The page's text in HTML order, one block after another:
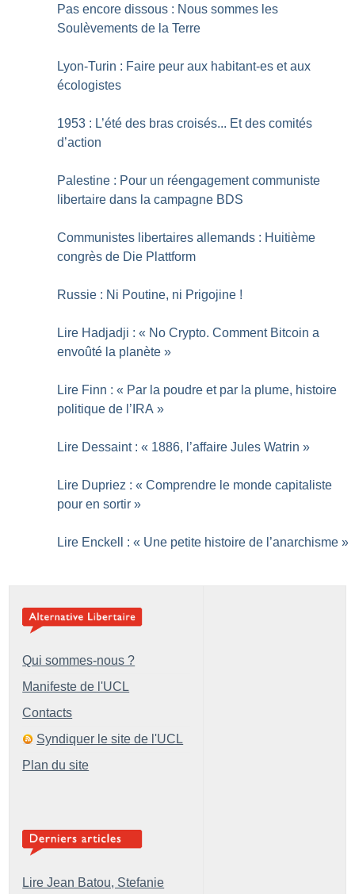
Pas encore dissous : Nous sommes les
Soulèvements de la Terre
Lyon-Turin : Faire peur aux habitant-es et aux
écologistes
1953 : L’été des bras croisés... Et des comités
d’action
Palestine : Pour un réengagement communiste
libertaire dans la campagne BDS
Communistes libertaires allemands : Huitième
congrès de Die Plattform
Russie : Ni Poutine, ni Prigojine !
Lire Hadjadji : « No Crypto. Comment Bitcoin a
envoûté la planète »
Lire Finn : « Par la poudre et par la plume, histoire
politique de l’IRA »
Lire Dessaint : « 1886, l’affaire Jules Watrin »
Lire Dupriez : « Comprendre le monde capitaliste
pour en sortir »
Lire Enckell : « Une petite histoire de l’anarchisme »
Qui sommes-nous ?
Manifeste de l'UCL
Contacts
Syndiquer le site de l'UCL
Plan du site
Lire Jean Batou, Stefanie